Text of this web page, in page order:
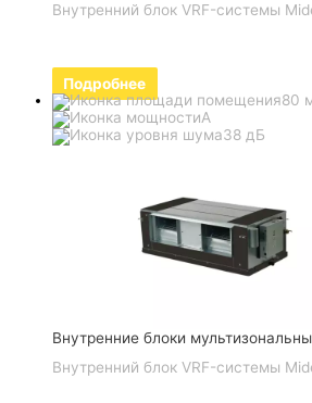
Внутренний блок VRF-системы
Подробнее
80
A
38 дБ
Внутренние блоки
Внутренний блок VRF-системы